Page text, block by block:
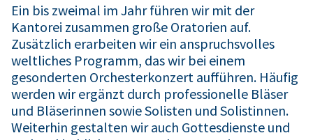
Ein bis zweimal im Jahr führen wir mit der
Kantorei zusammen große Oratorien auf.
Zusätzlich erarbeiten wir ein anspruchsvolles
weltliches Programm, das wir bei einem
gesonderten Orchesterkonzert aufführen. Häufig
werden wir ergänzt durch professionelle Bläser
und Bläserinnen sowie Solisten und Solistinnen.
Weiterhin gestalten wir auch Gottesdienste und